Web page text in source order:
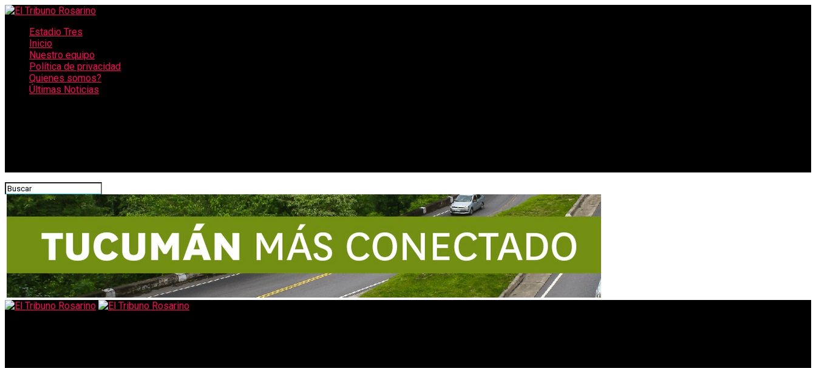
Estadio Tres
Inicio
Nuestro equipo
Política de privacidad
Quienes somos?
Últimas Noticias